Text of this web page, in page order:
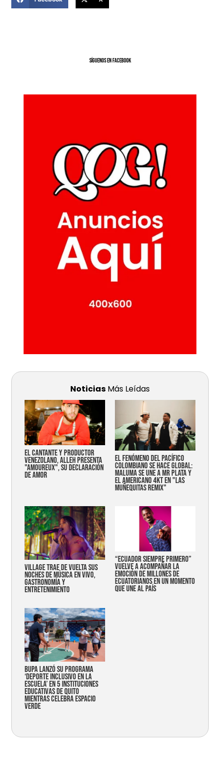
SíGUENOS EN FACEBOOK
Noticias Más Leídas
EL CANTANTE Y PRODUCTOR
VENEZOLANO, ALLEH PRESENTA
"AMOUREUX", SU DECLARACIÓN
DE AMOR
EL FENÓMENO DEL PACÍFICO
COLOMBIANO SE HACE GLOBAL:
MALUMA SE UNE A MR PLATA Y
EL AMERICANO 4KT EN "LAS
MUÑEQUITAS REMIX"
Village trae de vuelta sus
noches de música en vivo,
gastronomía y
entretenimiento
“Ecuador siempre primero”
vuelve a acompañar la
emoción de millones de
ecuatorianos en un momento
que une al país
Bupa lanzó su programa
‘Deporte Inclusivo en la
Escuela’ en 5 instituciones
educativas de Quito
mientras celebra espacio
verde